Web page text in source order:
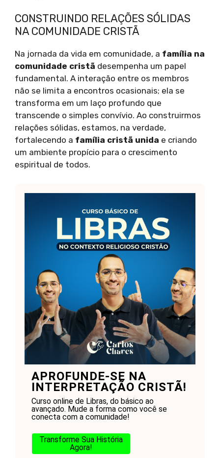
CONSTRUINDO RELAÇÕES SÓLIDAS
NA COMUNIDADE CRISTÃ
Na jornada da vida em comunidade, a família na
comunidade cristã desempenha um papel
fundamental. A interação entre os membros
não se limita a encontros ocasionais; ela se
transforma em um laço profundo que
transcende o simples convívio. Ao construirmos
relações sólidas, estamos, na verdade,
fortalecendo a família cristã unida e criando
um ambiente propício para o crescimento
espiritual de todos.
APROFUNDE-SE NA
INTERPRETAÇÃO CRISTÃ!
Curso online de Libras, do básico ao
avançado. Mude a forma como você se
conecta com a comunidade!
Transforme Sua História
Agora!